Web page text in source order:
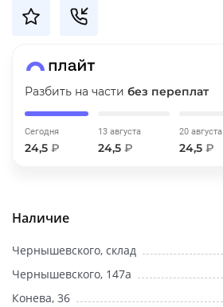
Разбить на части без переплат
Сегодня
24,5 ₽
13 августа
24,5 ₽
20 августа
24,5 ₽
Наличие
Чернышевского, склад
Чернышевского, 147а
Конева, 36
Подробнее
об оплате Плайтом
недели